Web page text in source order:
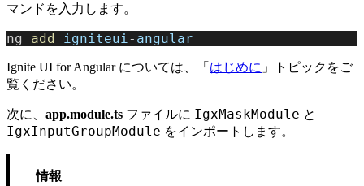
マンドを入力します。
ng add igniteui- angular
Ignite UI for Angular については、「 はじめに 」トピックをご
覧ください。
次に、 app.module.ts ファイルに IgxMaskModule と
IgxInputGroupModule をインポートします。
情報